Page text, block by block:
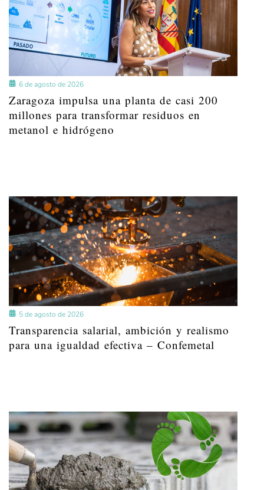
6 de agosto de 2026
Zaragoza impulsa una planta de casi 200
millones para transformar residuos en
metanol e hidrógeno
5 de agosto de 2026
Transparencia salarial, ambición y realismo
para una igualdad efectiva – Confemetal